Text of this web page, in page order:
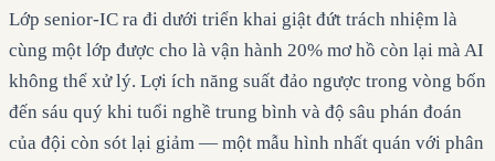
Lớp senior-IC ra đi dưới triển khai giật đứt trách nhiệm là
cùng một lớp được cho là vận hành 20% mơ hồ còn lại mà AI
không thể xử lý. Lợi ích năng suất đảo ngược trong vòng bốn
đến sáu quý khi tuổi nghề trung bình và độ sâu phán đoán
của đội còn sót lại giảm — một mẫu hình nhất quán với phân